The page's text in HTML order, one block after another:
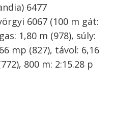
6477
6067 (100 m gát:
1,80 m (978), súly:
mp (827), távol: 6,16
800 m: 2:15.28 p